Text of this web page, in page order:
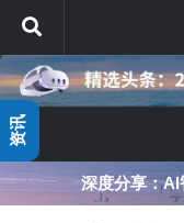
跳至内容
深度分享：
资讯